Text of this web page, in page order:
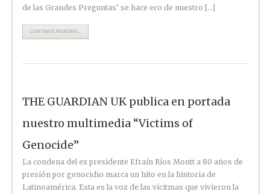
de las Grandes Preguntas’ se hace eco de nuestro […]
CONTINUE READING...
THE GUARDIAN UK publica en portada
nuestro multimedia “Victims of
Genocide”
La condena del ex presidente Efraín Ríos Montt a 80 años de
presión por genocidio marca un hito en la historia de
Latinoamérica. Esta es la voz de las vícitmas que vivieron la